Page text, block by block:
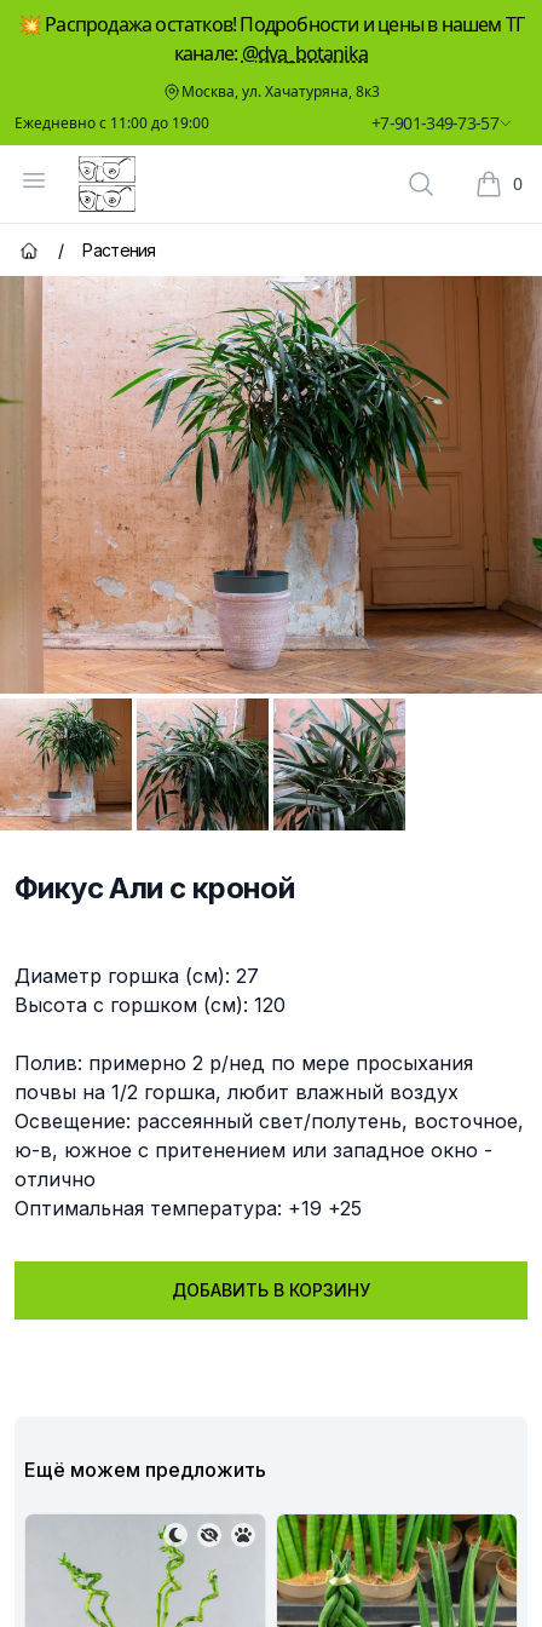
💥 Распродажа остатков! Подробности и цены в нашем ТГ
канале: @dva_botanika
Москва, ул. Хачатуряна, 8к3
Ежедневно с 11:00 до 19:00
+7-901-349-73-57
Открыть меню
Два Ботаника
Поиск
0
Главная страница
/ Растения
Фикус Али с кроной
Диаметр горшка (см): 27
Высота с горшком (см): 120
Полив: примерно 2 р/нед по мере просыхания
почвы на 1/2 горшка, любит влажный воздух
Освещение: рассеянный свет/полутень, восточное,
ю-в, южное с притенением или западное окно -
отлично
Оптимальная температура: +19 +25
ДОБАВИТЬ В КОРЗИНУ
Ещё можем предложить